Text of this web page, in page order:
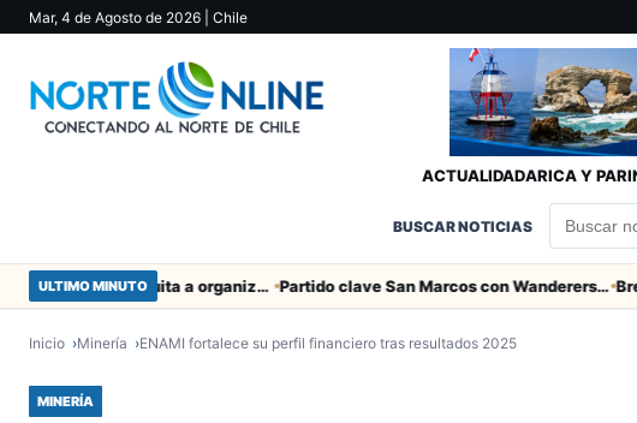
Mar, 4 de Agosto de 2026 | Chile
ACTUALIDADARICA Y
BUSCAR NOTICIAS
ULTIMO MINUTO Entregaron fibra óptica gratuita a organizaciones sociales de Arica Partido clave San Marcos con Wanderers este sábado a las 15 horas en Valparaíso
Inicio Minería ENAMI fortalece su perfil financiero tras resultados 2025
MINERÍA